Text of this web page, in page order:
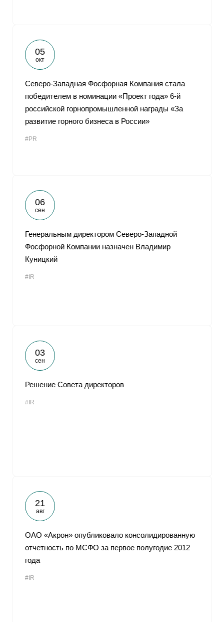
05
окт
Северо-Западная Фосфорная Компания стала
победителем в номинации «Проект года» 6-й
российской горнопромышленной награды «За
развитие горного бизнеса в России»
#PR
06
сен
Генеральным директором Северо-Западной
Фосфорной Компании назначен Владимир
Куницкий
#IR
03
сен
Решение Совета директоров
#IR
21
авг
ОАО «Акрон» опубликовало консолидированную
отчетность по МСФО за первое полугодие 2012
года
#IR